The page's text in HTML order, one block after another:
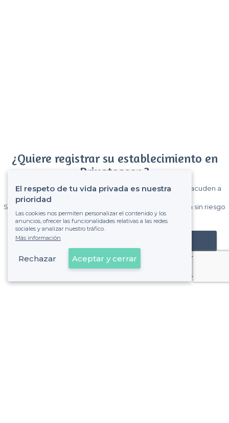
¿Quiere registrar su establecimiento en
Privateaser ?
Gane muchos clientes entre el millón de visitantes que acuden a
Sin comisiones y sin compromiso, pagas una cantidad fija sin riesgo
de ver la factura.
Registrar mi establecimiento
Ya es cliente
El respeto de tu vida privada es nuestra
prioridad
Las cookies nos permiten personalizar el contenido y los
anuncios, ofrecer las funcionalidades relativas a las redes
sociales y analizar nuestro tráfico.
Más información
Rechazar Aceptar y cerrar